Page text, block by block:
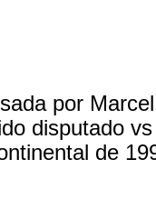
por
disputado
de